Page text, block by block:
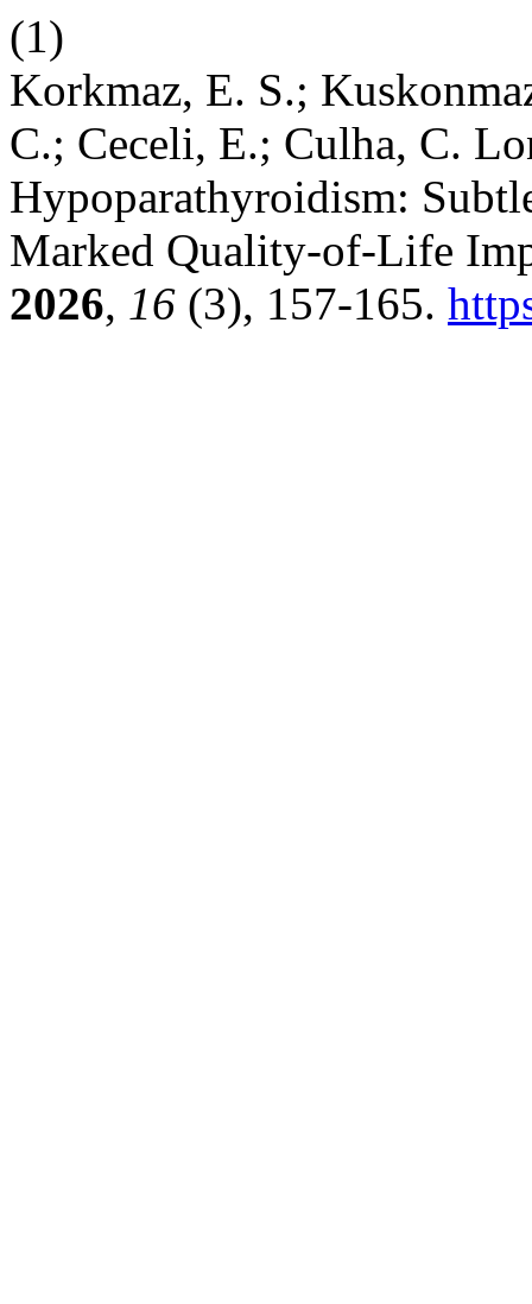
(1)
Korkmaz, E. S.;
C.; Ceceli, E.; Culha, C.
Hypoparathyroidism:
Marked Quality-of-Life
2026, 16 (3), 157-165.